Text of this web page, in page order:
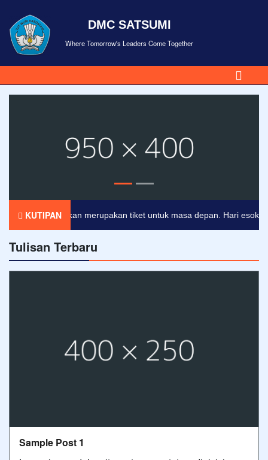
DMC SATSUMI
Where Tomorrow's Leaders Come Together
KUTIPAN
Pendidikan merupakan tiket untuk masa depan. Hari esok
Tulisan Terbaru
Sample Post 1